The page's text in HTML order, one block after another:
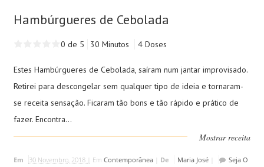
Hambúrgueres de Cebolada
0 de 5 30 Minutos 4 Doses
Estes Hambúrgueres de Cebolada, saíram num jantar improvisado.
Retirei para descongelar sem qualquer tipo de ideia e tornaram-
se receita sensação. Ficaram tão bons e tão rápido e prático de
fazer. Encontra...
Mostrar receita
Em 30 Novembro, 2018 | Em Contemporânea| De Maria José|
Seja O